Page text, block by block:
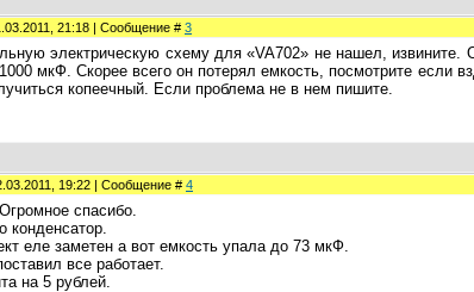
21:18 | Сообщение # 3
электрическую схему для «VA702» не нашел,
мкФ. Скорее всего он потерял емкость, посмотрите если
копеечный. Если проблема не в нем пишите.
19:22 | Сообщение # 4
спасибо.
конденсатор.
еле заметен а вот емкость упала до 73 мкФ.
все работает.
на 5 рублей.